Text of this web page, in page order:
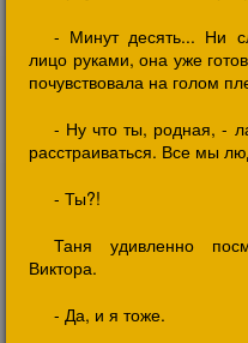
- Минут десять... Ни
лицо руками, она уже
почувствовала на голом
- Ну что ты, родная, -
расстраиваться. Все мы
- Ты?!
Таня удивленно
Виктора.
- Да, и я тоже.